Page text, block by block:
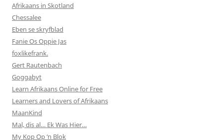
Afrikaans in Skotland
Chessalee
Eben se skryfblad
Fanie Os Oppie Jas
foxlikefrank.
Gert Rautenbach
Goggabyt
Learn Afrikaans Online for Free
Learners and Lovers of Afrikaans
MaanKind
Mal, dis al… Ek Was Hier…
My Kop Op ‘n Blok